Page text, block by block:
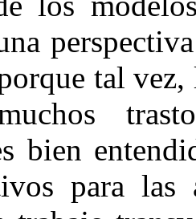
tal vez,
bien
para las